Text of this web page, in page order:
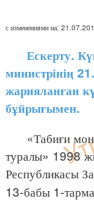
с изменениями на:
Ескерту.
министрінің
жарияланған
бұйрығымен.
«Табиғи
туралы» 1998
Республикасы
13-бабы 1-